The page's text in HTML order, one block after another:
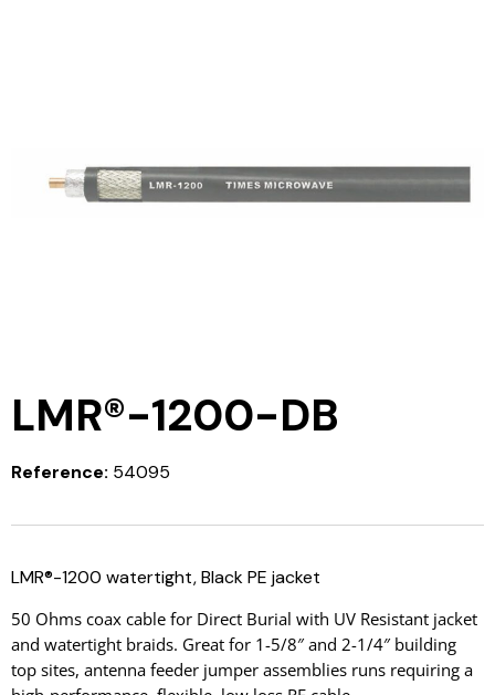
LMR®-1200-DB
Reference: 54095
LMR®-1200 watertight, Black PE jacket
50 Ohms coax cable for Direct Burial with UV Resistant jacket
and watertight braids. Great for 1-5/8″ and 2-1/4″ building
top sites, antenna feeder jumper assemblies runs requiring a